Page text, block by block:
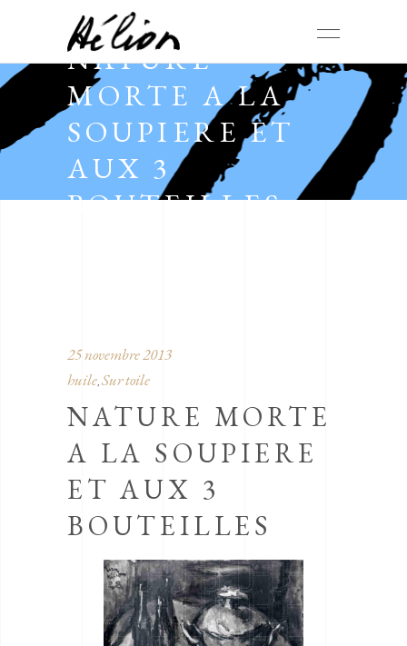
NATURE
MORTE A LA
SOUPIERE ET
AUX 3
BOUTEILLES
25 novembre 2013
huile, Sur toile
NATURE MORTE
A LA SOUPIERE
ET AUX 3
BOUTEILLES